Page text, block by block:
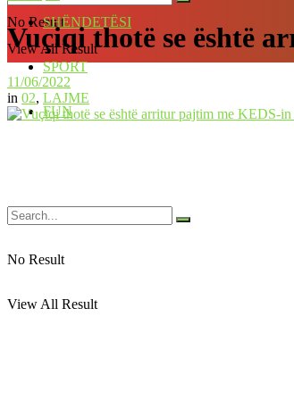
No Result
View All Result
SHËNDETËSI
SPORT
FUN
No Result
View All Result
Vuçiqi thotë se është
11/06/2022
in 02, LAJME